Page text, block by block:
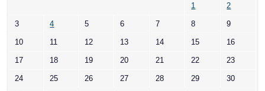
1 2
3 4 5 6 7 8 9
10 11 12 13 14 15 16
17 18 19 20 21 22 23
24 25 26 27 28 29 30